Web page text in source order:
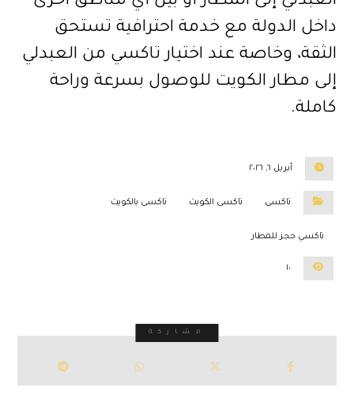
داخل الدولة مع خدمة احترافية تستحق
الثقة، وخاصة عند اختيار تاكسي من العبدلي
إلى مطار الكويت للوصول بسرعة وراحة
كاملة.
أبريل ٦, ٢٠٢٦
تاكسى تاكسى الكويت تاكسى بالكويت
تاكسي حجز للمطار
١٠